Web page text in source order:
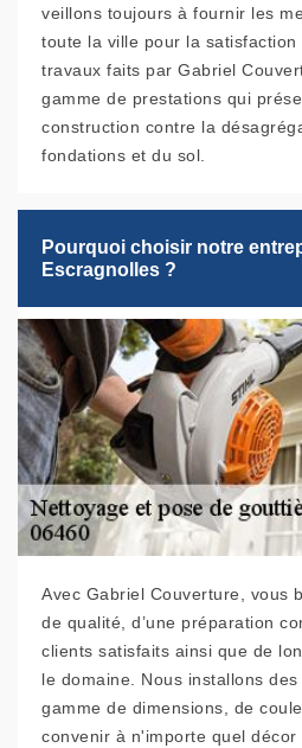
veillons toujours à fournir les
toute la ville pour la
travaux faits par Gabriel
gamme de prestations qui
construction contre la
fondations et du sol.
Pourquoi choisir notre
Escragnolles ?
Avec Gabriel Couverture, vous
de qualité, d’une préparation
clients satisfaits ainsi que de
le domaine. Nous installons
gamme de dimensions, de
convenir à n'importe quel